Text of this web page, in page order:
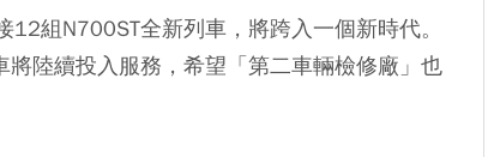
組N700ST全新列車，將跨入一個新時代。
陸續投入服務，希望「第二車輛檢修廠」也